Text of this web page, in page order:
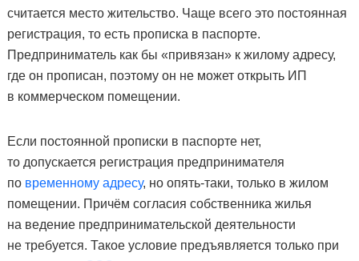
считается место жительство. Чаще всего это постоянная
регистрация, то есть прописка в паспорте.
Предприниматель как бы «привязан» к жилому адресу,
где он прописан, поэтому он не может открыть ИП
в коммерческом помещении.
Если постоянной прописки в паспорте нет,
то допускается регистрация предпринимателя
по временному адресу, но опять-таки, только в жилом
помещении. Причём согласия собственника жилья
на ведение предпринимательской деятельности
не требуется. Такое условие предъявляется только при